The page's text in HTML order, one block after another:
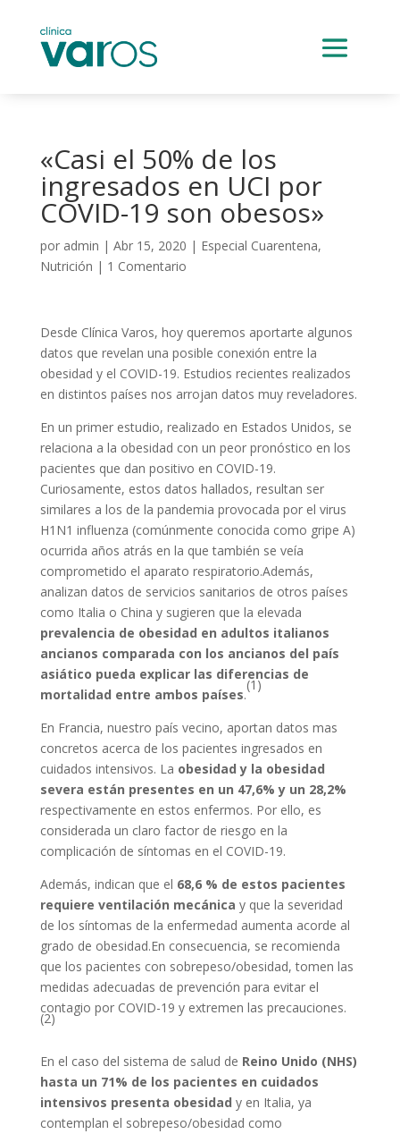
«Casi el 50% de los
ingresados en UCI por
COVID-19 son obesos»
por admin | Abr 15, 2020 | Especial Cuarentena,
Nutrición | 1 Comentario
Desde Clínica Varos, hoy queremos aportarte algunos
datos que revelan una posible conexión entre la
obesidad y el COVID-19. Estudios recientes realizados
en distintos países nos arrojan datos muy reveladores.
En un primer estudio, realizado en Estados Unidos, se
relaciona a la obesidad con un peor pronóstico en los
pacientes que dan positivo en COVID-19.
Curiosamente, estos datos hallados, resultan ser
similares a los de la pandemia provocada por el virus
H1N1 influenza (comúnmente conocida como gripe A)
ocurrida años atrás en la que también se veía
comprometido el aparato respiratorio.Además,
analizan datos de servicios sanitarios de otros países
como Italia o China y sugieren que la elevada
prevalencia de obesidad en adultos italianos
ancianos comparada con los ancianos del país
asiático pueda explicar las diferencias de
mortalidad entre ambos países.
(1)
En Francia, nuestro país vecino, aportan datos mas
concretos acerca de los pacientes ingresados en
cuidados intensivos. La obesidad y la obesidad
severa están presentes en un 47,6% y un 28,2%
respectivamente en estos enfermos. Por ello, es
considerada un claro factor de riesgo en la
complicación de síntomas en el COVID-19.
Además, indican que el 68,6 % de estos pacientes
requiere ventilación mecánica y que la severidad
de los síntomas de la enfermedad aumenta acorde al
grado de obesidad.En consecuencia, se recomienda
que los pacientes con sobrepeso/obesidad, tomen las
medidas adecuadas de prevención para evitar el
contagio por COVID-19 y extremen las precauciones.
(2)
En el caso del sistema de salud de Reino Unido (NHS)
hasta un 71% de los pacientes en cuidados
intensivos presenta obesidad y en Italia, ya
contemplan el sobrepeso/obesidad como